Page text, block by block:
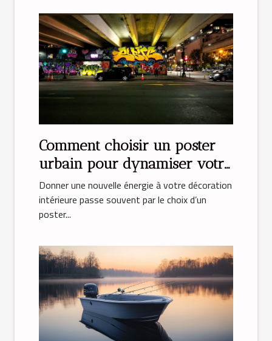
Comment choisir un poster
urbain pour dynamiser votre
déco ?
Donner une nouvelle énergie à votre décoration
intérieure passe souvent par le choix d’un
poster...